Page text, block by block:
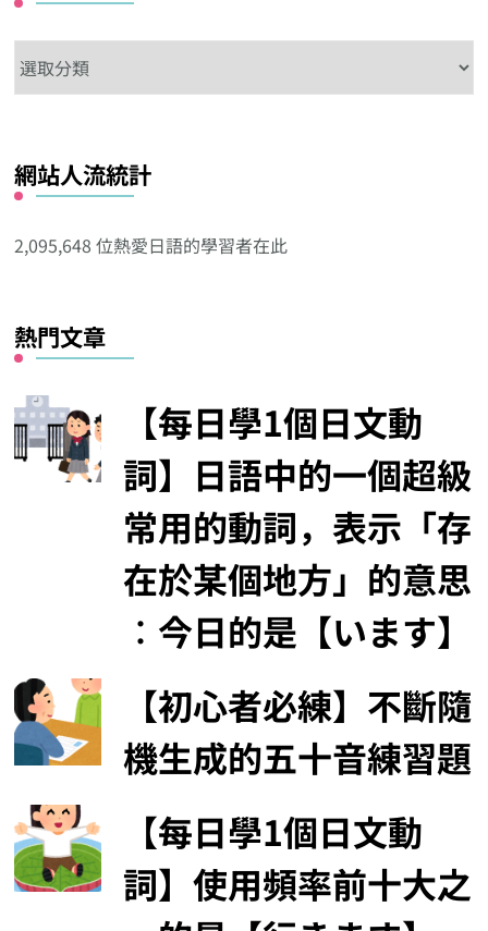
這
其
他
類
網站人流統計
2,095,648 位熱愛日語的學習者在此
熱門文章
【每日學1個日文動
詞】日語中的一個超級
常用的動詞，表示「存
在於某個地方」的意思
︰今日的是【います】
【初心者必練】不斷隨
機生成的五十音練習題
【每日學1個日文動
詞】使用頻率前十大之